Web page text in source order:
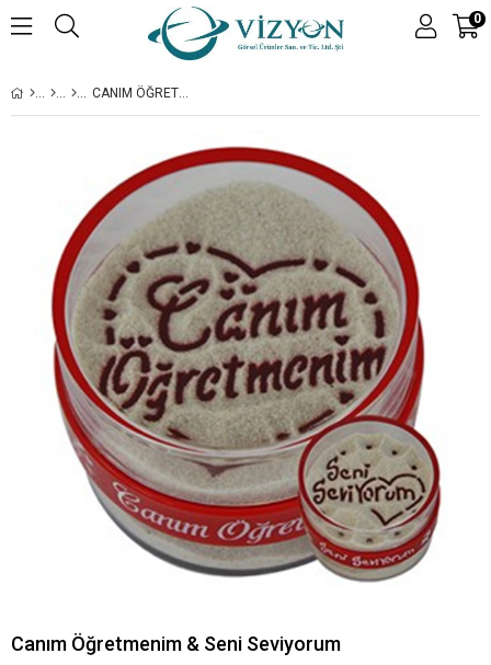
0
CANIM ÖĞRETMENIM & SENI SEVIYORUM
Canım Öğretmenim & Seni Seviyorum